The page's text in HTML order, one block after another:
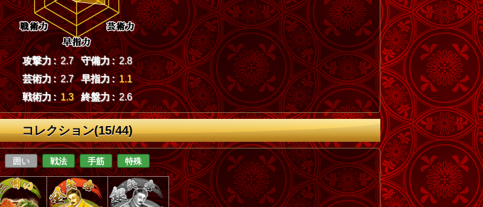
攻撃力 : 2.7 守備力 : 2.8
芸術力 : 2.7 早指力 : 1.1
戦術力 : 1.3 終盤力 : 2.6
コレクション(15/44)
囲い 戦法 手筋 特殊